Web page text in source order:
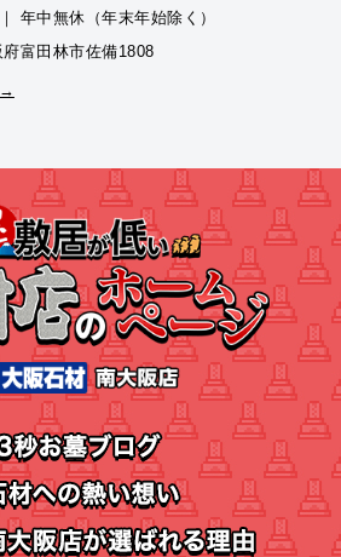
年中無休（年末年始除く）
富田林市佐備1808
→